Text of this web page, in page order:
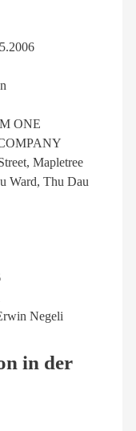
ONE
Mapletree
Ward, Thu Dau
Negeli
in der